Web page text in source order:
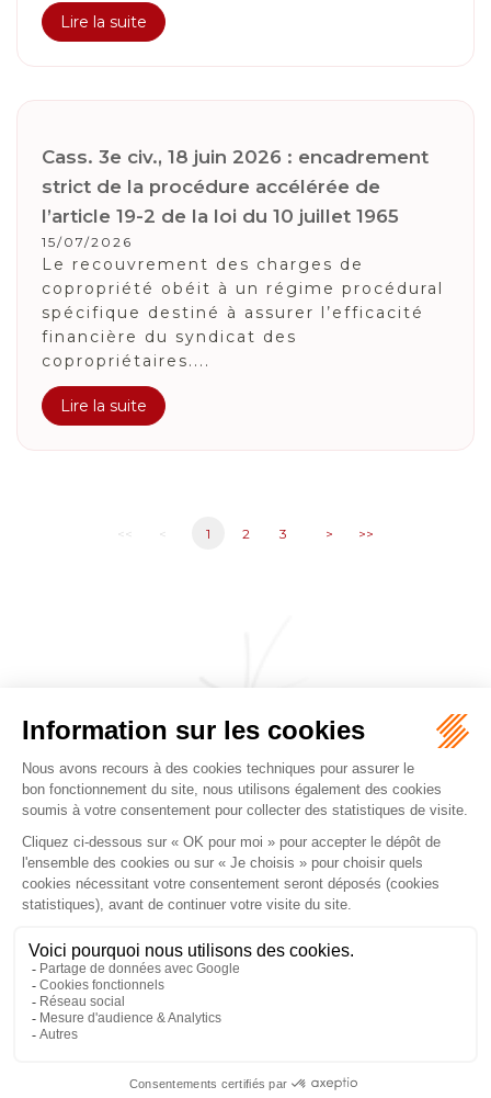
Lire la suite
Cass. 3e civ., 18 juin 2026 : encadrement
strict de la procédure accélérée de
l’article 19-2 de la loi du 10 juillet 1965
15/07/2026
Le recouvrement des charges de
copropriété obéit à un régime procédural
spécifique destiné à assurer l’efficacité
financière du syndicat des
copropriétaires....
Lire la suite
1 2 3 > >>
CABINET JEANJACQUES & DE PERTHUIS
FALGUEROLLES
Tél :05 62 27 70 14
Liens utiles Articles